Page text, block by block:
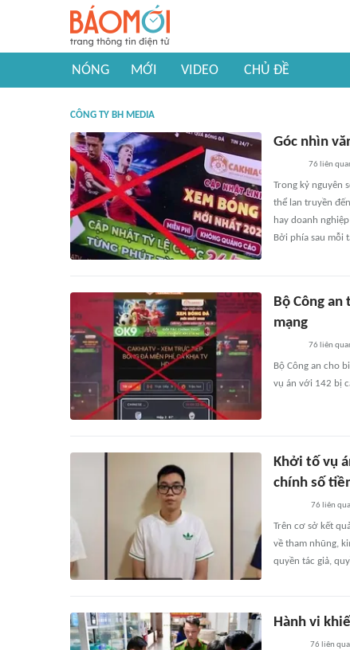
NÓNG MỚI VIDEO CHỦ ĐỀ
CÔNG TY BH MEDIA
Góc nhìn
76 liên
Trong kỷ nguyên
thể lan truyền
hay doanh
Bởi phía sau mỗi
Bộ Công
mạng
76 liên
Bộ Công an cho
vụ án với 142 bị
Khởi tố vụ
chính số
76 liên
Trên cơ sở kết
về tham nhũng,
quyền tác giả,
Hành vi
76 liên